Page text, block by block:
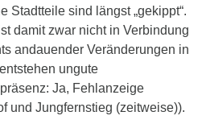
Stadtteile sind längst „gekippt“.
damit zwar nicht in Verbindung
andauender Veränderungen in
ungute
Ja, Fehlanzeige
und Jungfernstieg (zeitweise)).